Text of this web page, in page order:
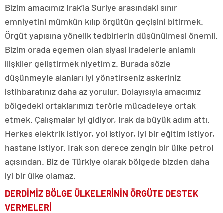
Bizim amacımız Irak’la Suriye arasındaki sınır
emniyetini mümkün kılıp örgütün geçişini bitirmek.
Örgüt yapısına yönelik tedbirlerin düşünülmesi önemli.
Bizim orada egemen olan siyasi iradelerle anlamlı
ilişkiler geliştirmek niyetimiz. Burada sözle
düşünmeyle alanları iyi yönetirseniz askeriniz
istihbaratınız daha az yorulur. Dolayısıyla amacımız
bölgedeki ortaklarımızı terörle mücadeleye ortak
etmek. Çalışmalar iyi gidiyor, Irak da büyük adım attı.
Herkes elektrik istiyor, yol istiyor, iyi bir eğitim istiyor,
hastane istiyor. Irak son derece zengin bir ülke petrol
açısından. Biz de Türkiye olarak bölgede bizden daha
iyi bir ülke olamaz.
DERDİMİZ BÖLGE ÜLKELERİNİN ÖRGÜTE DESTEK
VERMELERİ